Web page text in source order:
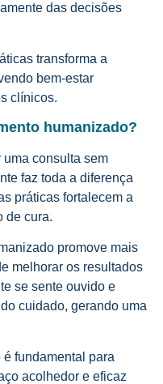
das decisões
transforma a
bem-estar
clínicos.
humanizado?
consulta sem
faz toda a diferença
práticas fortalecem a
de cura.
promove mais
melhorar os resultados
se sente ouvido e
cuidado, gerando uma
fundamental para
acolhedor e eficaz